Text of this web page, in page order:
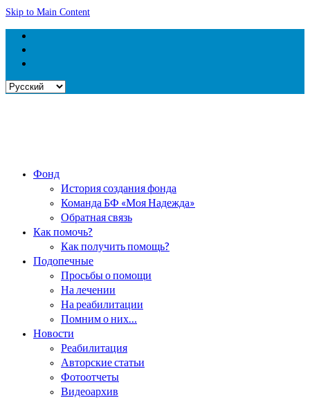
Skip to Main Content
Выбрать
Фонд
История создания фонда
Команда БФ «Моя Надежда»
Обратная связь
Как помочь?
Как получить помощь?
Подопечные
Просьбы о помощи
На лечении
На реабилитации
Помним о них…
Новости
Реабилитация
Авторские статьи
Фотоотчеты
Видеоархив